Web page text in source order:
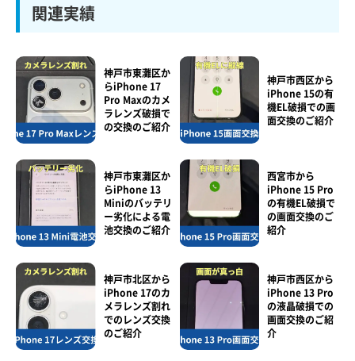
関連実績
神戸市東灘区か
らiPhone 17
Pro Maxのカメ
ラレンズ破損で
の交換のご紹介
神戸市西区から
iPhone 15の有
機EL破損での画
面交換のご紹介
神戸市東灘区か
らiPhone 13
Miniのバッテリ
ー劣化による電
池交換のご紹介
西宮市から
iPhone 15 Pro
の有機EL破損で
の画面交換のご
紹介
神戸市北区から
iPhone 17のカ
メラレンズ割れ
でのレンズ交換
のご紹介
神戸市西区から
iPhone 13 Pro
の液晶破損での
画面交換のご紹
介